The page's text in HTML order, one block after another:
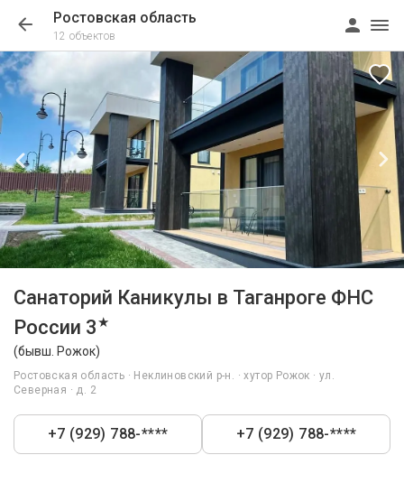
Ростовская область
12 объектов
Санаторий Каникулы в Таганроге ФНС
России 3★
(бывш. Рожок)
Ростовская область · Неклиновский р-н. · хутор Рожок · ул.
Северная · д. 2
+7 (929) 788-**** +7 (929) 788-****